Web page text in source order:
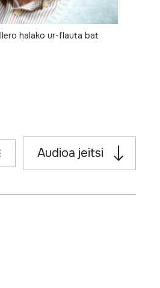
halako ur-flauta bat
Audioa jeitsi